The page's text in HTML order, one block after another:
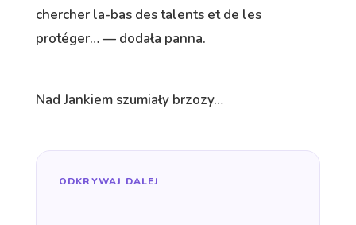
chercher la-bas des talents et de les
protéger… — dodała panna.
Nad Jankiem szumiały brzozy…
ODKRYWAJ DALEJ